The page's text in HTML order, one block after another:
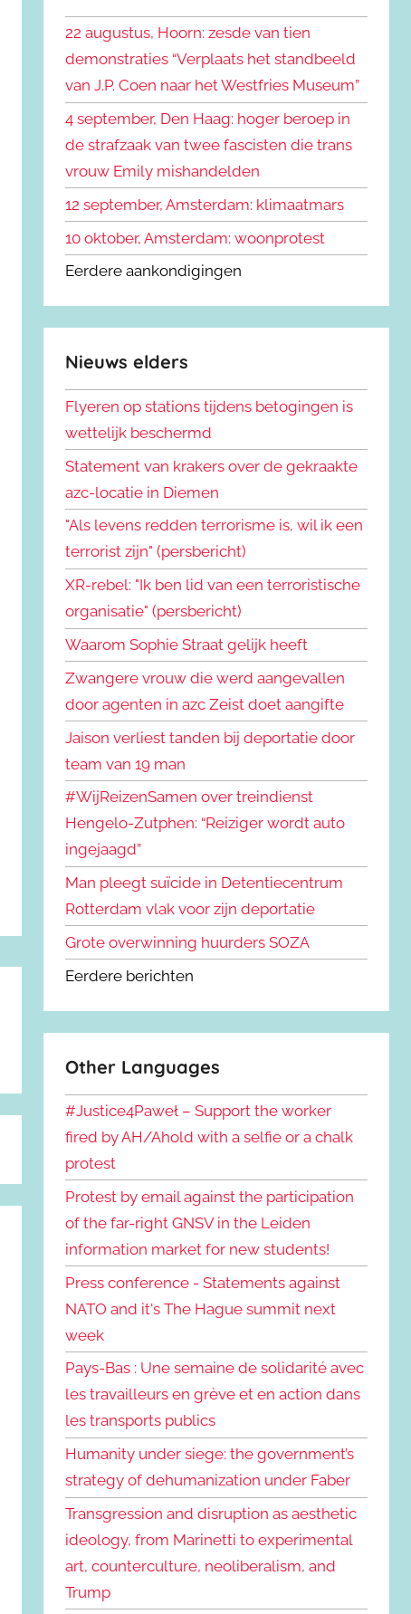
n
a
a
r
:
n
22 augustus, Hoorn: zesde van tien
demonstraties “Verplaats het standbeeld
van J.P. Coen naar het Westfries Museum”
4 september, Den Haag: hoger beroep in
de strafzaak van twee fascisten die trans
vrouw Emily mishandelden
12 september, Amsterdam: klimaatmars
10 oktober, Amsterdam: woonprotest
Eerdere aankondigingen
Nieuws elders
Flyeren op stations tijdens betogingen is
wettelijk beschermd
Statement van krakers over de gekraakte
azc-locatie in Diemen
"Als levens redden terrorisme is, wil ik een
terrorist zijn" (persbericht)
XR-rebel: "Ik ben lid van een terroristische
organisatie" (persbericht)
Waarom Sophie Straat gelijk heeft
Zwangere vrouw die werd aangevallen
door agenten in azc Zeist doet aangifte
Jaison verliest tanden bij deportatie door
team van 19 man
#WijReizenSamen over treindienst
Hengelo-Zutphen: “Reiziger wordt auto
ingejaagd”
Man pleegt suïcide in Detentiecentrum
Rotterdam vlak voor zijn deportatie
Grote overwinning huurders SOZA
Eerdere berichten
Other Languages
#Justice4Paweł – Support the worker
fired by AH/Ahold with a selfie or a chalk
protest
Protest by email against the participation
of the far-right GNSV in the Leiden
information market for new students!
Press conference - Statements against
NATO and it's The Hague summit next
week
Pays-Bas : Une semaine de solidarité avec
les travailleurs en grève et en action dans
les transports publics
Humanity under siege: the government’s
strategy of dehumanization under Faber
Transgression and disruption as aesthetic
ideology, from Marinetti to experimental
art, counterculture, neoliberalism, and
Trump